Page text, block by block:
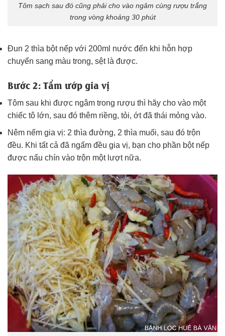
Tôm sạch sau đó cũng phải cho vào ngâm cùng rượu trắng
trong vòng khoảng 30 phút
Đun 2 thìa bột nếp với 200ml nước đến khi hỗn hợp
chuyển sang màu trong, sệt là được.
Bước 2: Tẩm ướp gia vị
Tôm sau khi được ngâm trong rượu thì hãy cho vào một
chiếc tô lớn, sau đó thêm riềng, tỏi, ớt đã thái mỏng vào.
Nêm nếm gia vị: 2 thìa đường, 2 thìa muối, sau đó trộn
đều. Khi tất cả đã ngấm đều gia vị, bạn cho phần bột nếp
được nấu chín vào trộn một lượt nữa.